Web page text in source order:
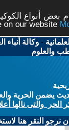
أنواع
on our website
-وكالة أنباء
والعلوم
الحرية
والتى نالها
النقر هنا